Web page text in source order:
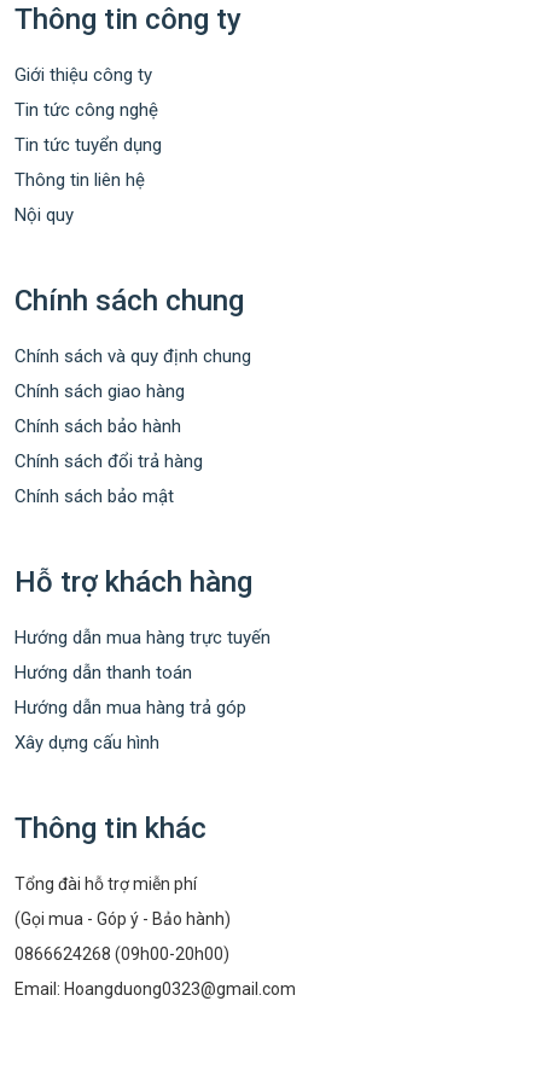
Thông tin công ty
Giới thiệu công ty
Tin tức công nghệ
Tin tức tuyển dụng
Thông tin liên hệ
Nội quy
Chính sách chung
Chính sách và quy định chung
Chính sách giao hàng
Chính sách bảo hành
Chính sách đổi trả hàng
Chính sách bảo mật
Hỗ trợ khách hàng
Hướng dẫn mua hàng trực tuyến
Hướng dẫn thanh toán
Hướng dẫn mua hàng trả góp
Xây dựng cấu hình
Thông tin khác
Tổng đài hỗ trợ miễn phí
(Gọi mua - Góp ý - Bảo hành)
0866624268 (09h00-20h00)
Email: Hoangduong0323@gmail.com